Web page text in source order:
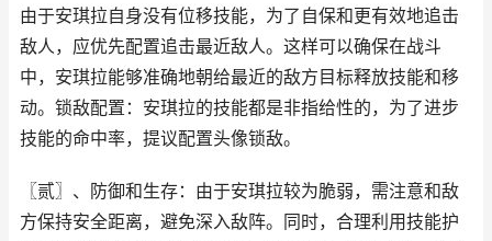
由于安琪拉自身没有位移技能，为了自保和更有效地追击
敌人，应优先配置追击最近敌人。这样可以确保在战斗
中，安琪拉能够准确地朝给最近的敌方目标释放技能和移
动。锁敌配置：安琪拉的技能都是非指给性的，为了进步
技能的命中率，提议配置头像锁敌。
〖贰〗、防御和生存：由于安琪拉较为脆弱，需注意和敌
方保持安全距离，避免深入敌阵。同时，合理利用技能护